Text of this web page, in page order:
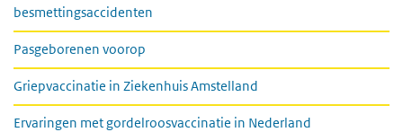
besmettingsaccidenten
Pasgeborenen voorop
Griepvaccinatie in Ziekenhuis Amstelland
Ervaringen met gordelroosvaccinatie in Nederland